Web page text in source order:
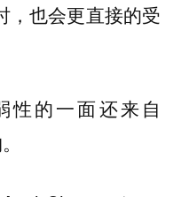
，也会更直接的受
性的一面还来自